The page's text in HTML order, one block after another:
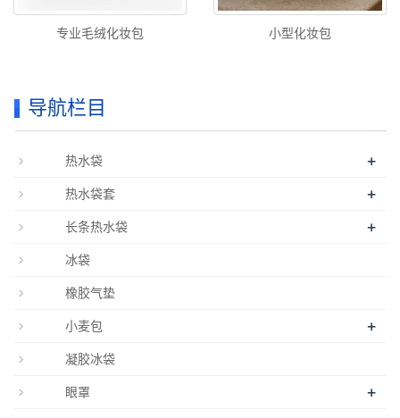
专业毛绒化妆包 小型化妆包
导航栏目
热水袋 +
热水袋套 +
长条热水袋 +
冰袋
橡胶气垫
小麦包 +
凝胶冰袋
眼罩 +